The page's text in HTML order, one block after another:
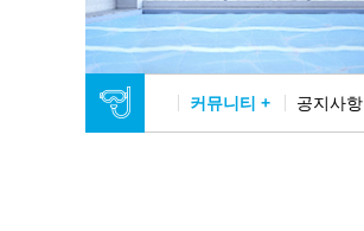
커뮤니티 + 공지사항